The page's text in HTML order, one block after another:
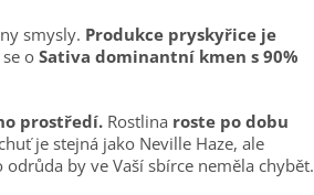
smysly. Produkce pryskyřice je
se oSativa dominantní kmen s 90%
prostředí. Rostlina roste po dobu
je stejná jako Neville Haze, ale
by ve Vaší sbírce neměla chybět.